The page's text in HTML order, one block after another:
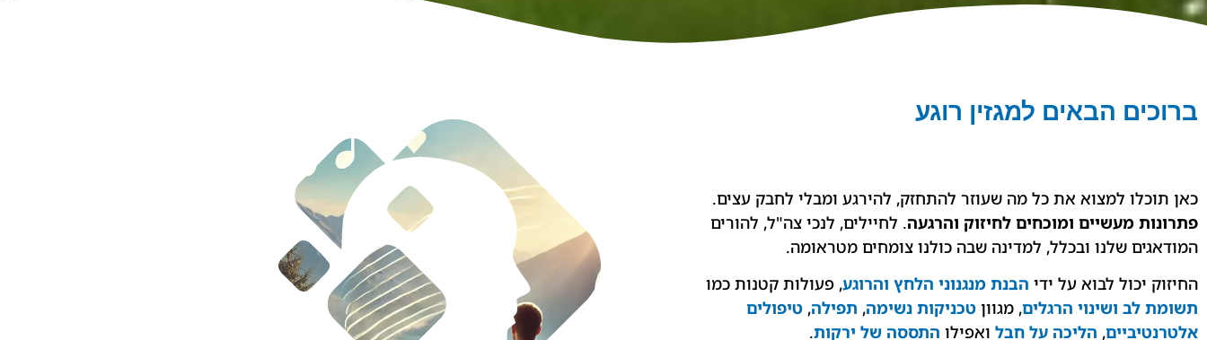
ברוכים הבאים למגזין רוגע
כאן תוכלו למצוא את כל מה שעוזר להתחזק, להירגע ומבלי לחבק עצים.
פתרונות מעשיים ומוכחים לחיזוק והרגעה. לחיילים, לנכי צה"ל, להורים
המודאגים שלנו ובכלל, למדינה שבה כולנו צומחים מטראומה.
החיזוק יכול לבוא על ידי הבנת מנגנוני הלחץ והרוגע, פעולות קטנות כמו
תשומת לב ושינוי הרגלים, מגוון טכניקות נשימה, תפילה, טיפולים
אלטרנטיביים, הליכה על חבל ואפילו התססה של ירקות.